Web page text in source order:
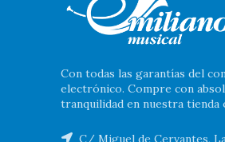
Con todas las garantías del
electrónico. Compre con
tranquilidad en nuestra tienda
C/ Miguel de Cervantes,